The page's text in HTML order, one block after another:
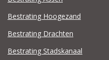
Bestrating Hoogezand
Bestrating Drachten
Bestrating Stadskanaal